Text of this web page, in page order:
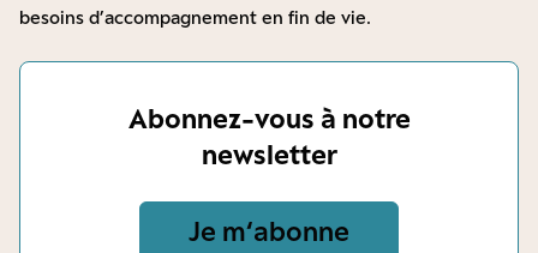
besoins d’accompagnement en fin de vie.
Abonnez-vous à notre
newsletter
Je m‘abonne